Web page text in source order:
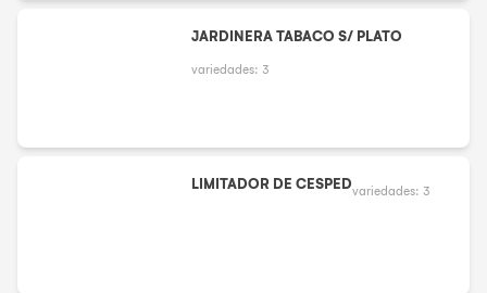
JARDINERA TABACO S/ PLATO
variedades: 3
LIMITADOR DE CESPEDvariedades: 3